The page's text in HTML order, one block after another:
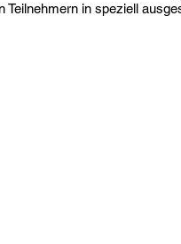
in speziell